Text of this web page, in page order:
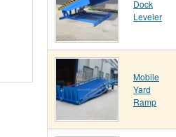
Dock
Leveler
Mobile
Yard
Ramp